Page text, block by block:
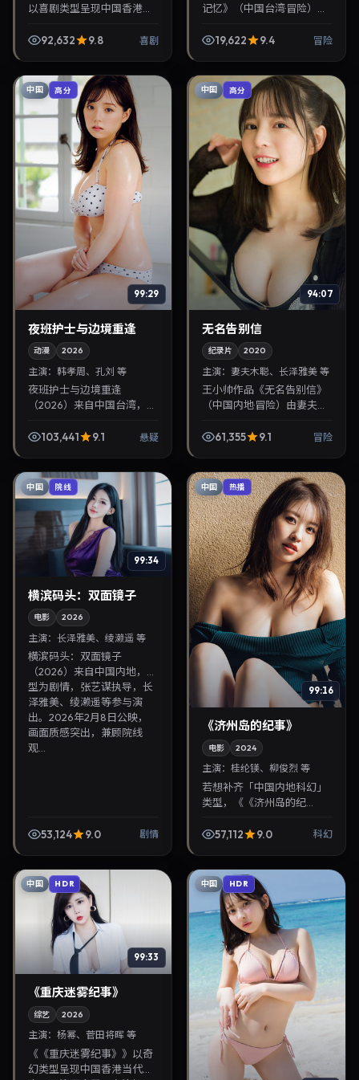
以喜剧类型呈现中国香港当
舒淇、张译。2025年2月8日
92,632 9.8 喜剧
记忆》（中国台湾·冒险）由
2019年11月26日正式上映。
19,622 9.4 冒险
中国 高分
99:29
夜班护士与边境重逢
动漫 2026
主演： 韩孝周、孔刘 等
夜班护士与边境重逢
（2026）来自中国台湾，类
韩孝周、孔刘等参与演出。
103,441 9.1 悬疑
中国 高分
94:07
无名告别信
纪录片 2020
主演：妻夫木聪、长泽雅美 等
王小帅作品《无名告别信》
（中国内地·冒险）由妻夫木
8月25日正式上映。影片叙
61,355 9.1 冒险
中国 院线
99:34
横滨码头：双面镜子
电影 2026
主演： 长泽雅美、绫濑遥 等
横滨码头：双面镜子
（2026）来自中国内地，类
型为剧情，张艺谋执导，长
泽雅美、绫濑遥等参与演
出。2026年2月8日公映，
画面质感突出，兼顾院线
观...
53,124 9.0 剧情
中国 热播
99:16
《济州岛的纪事》
电影 2024
主演：桂纶镁、柳俊烈 等
若想补齐「中国内地科幻」
类型，《《济州岛的纪
导演，桂纶镁、柳俊烈主
迷...
57,112 9.0 科幻
中国 HDR
99:33
《重庆迷雾纪事》
综艺 2026
主演： 杨幂、菅田将晖 等
《《重庆迷雾纪事》》以奇
幻类型呈现中国香港当代故
中国 HDR